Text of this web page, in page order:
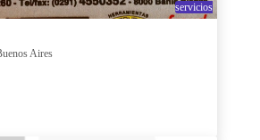
servicios
Aires